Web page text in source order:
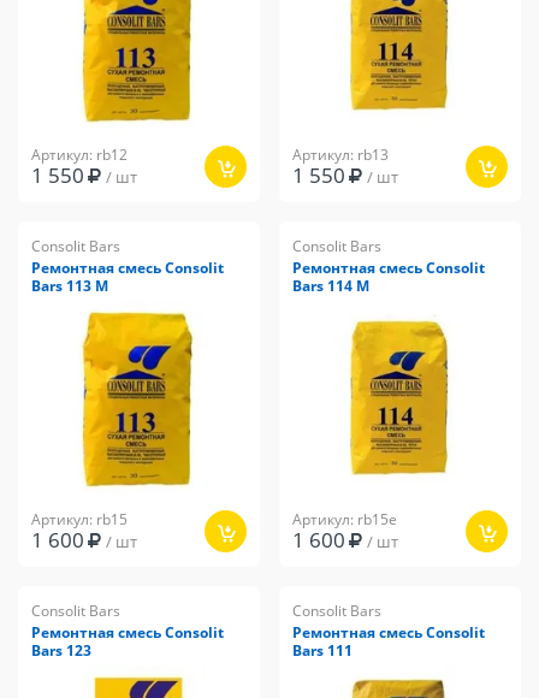
Артикул: rb12
1 550 / шт
Артикул: rb13
1 550 / шт
Consolit Bars
Ремонтная смесь Consolit
Bars 113 M
Артикул: rb15
1 600 / шт
Consolit Bars
Ремонтная смесь Consolit
Bars 114 М
Артикул: rb15e
1 600 / шт
Consolit Bars
Ремонтная смесь Consolit
Bars 123
Consolit Bars
Ремонтная смесь Consolit
Bars 111